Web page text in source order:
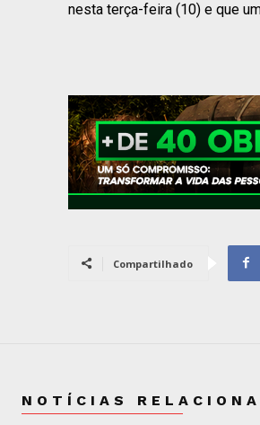
nesta terça-feira (10) e que
Compartilhado
NOTÍCIAS